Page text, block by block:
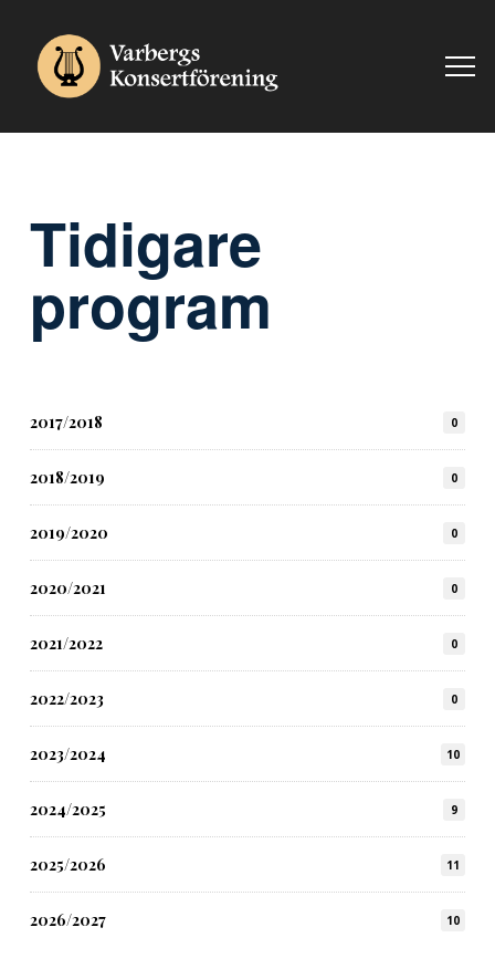
Tidigare
program
2017/2018 0
2018/2019 0
2019/2020 0
2020/2021 0
2021/2022 0
2022/2023 0
2023/2024 10
2024/2025 9
2025/2026 11
2026/2027 10